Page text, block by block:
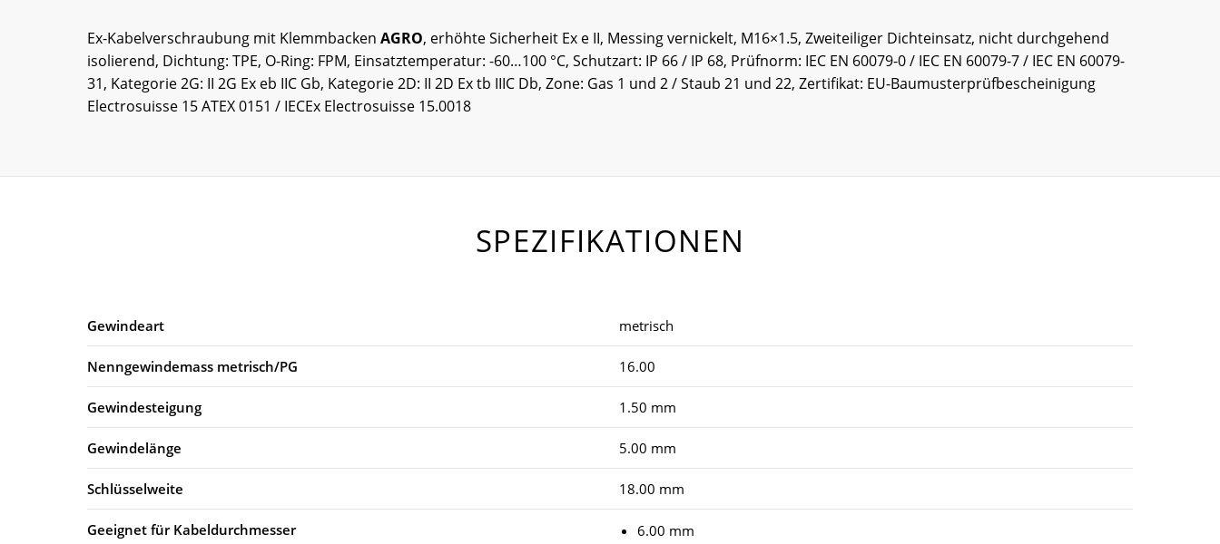
Ex-Kabelverschraubung mit Klemmbacken AGRO, erhöhte Sicherheit Ex e II, Messing vernickelt, M16×1.5, Zweiteiliger Dichteinsatz, nicht durchgehend
isolierend, Dichtung: TPE, O-Ring: FPM, Einsatztemperatur: -60…100 °C, Schutzart: IP 66 / IP 68, Prüfnorm: IEC EN 60079-0 / IEC EN 60079-7 / IEC EN 60079-
31, Kategorie 2G: II 2G Ex eb IIC Gb, Kategorie 2D: II 2D Ex tb IIIC Db, Zone: Gas 1 und 2 / Staub 21 und 22, Zertifikat: EU-Baumusterprüfbescheinigung
Electrosuisse 15 ATEX 0151 / IECEx Electrosuisse 15.0018
SPEZIFIKATIONEN
Gewindeart metrisch
Nenngewindemass metrisch/PG 16.00
Gewindesteigung 1.50 mm
Gewindelänge 5.00 mm
Schlüsselweite 18.00 mm
Geeignet für Kabeldurchmesser
6.00 mm